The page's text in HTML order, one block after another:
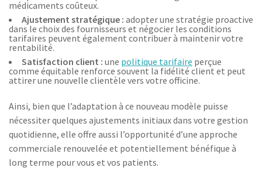
médicaments coûteux.
Ajustement stratégique : adopter une stratégie proactive
dans le choix des fournisseurs et négocier les conditions
tarifaires peuvent également contribuer à maintenir votre
rentabilité.
Satisfaction client : une politique tarifaire perçue
comme équitable renforce souvent la fidélité client et peut
attirer une nouvelle clientèle vers votre officine.
Ainsi, bien que l’adaptation à ce nouveau modèle puisse
nécessiter quelques ajustements initiaux dans votre gestion
quotidienne, elle offre aussi l’opportunité d’une approche
commerciale renouvelée et potentiellement bénéfique à
long terme pour vous et vos patients.